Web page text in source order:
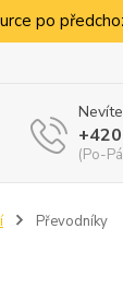
po
(Po-
Převodníky